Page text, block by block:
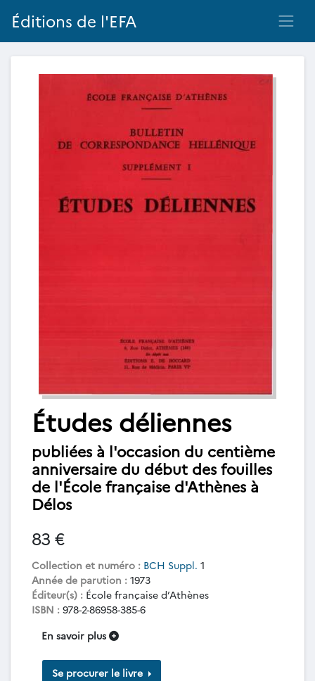
Éditions de l'EFA
Études déliennes
publiées à l'occasion du centième
anniversaire du début des fouilles
de l'École française d'Athènes à
Délos
83 €
Collection et numéro : BCH Suppl. 1
Année de parution : 1973
Éditeur(s) : École française d’Athènes
ISBN : 978-2-86958-385-6
En savoir plus
Se procurer le livre